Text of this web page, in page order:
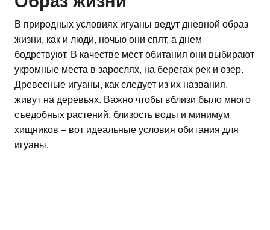
В природных условиях игуаны ведут дневной образ
жизни, как и люди, ночью они спят, а днем
бодрствуют. В качестве мест обитания они выбирают
укромные места в зарослях, на берегах рек и озер.
Древесные игуаны, как следует из их названия,
живут на деревьях. Важно чтобы вблизи было много
съедобных растений, близость воды и минимум
хищников – вот идеальные условия обитания для
игуаны.